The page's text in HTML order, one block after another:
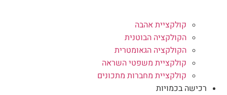
קולקציית אהבה
הקולקציה הבוטנית
הקולקציה הגאומטרית
קולקציית משפטי השראה
קולקציית מחברות מתכונים
רכישה בכמויות